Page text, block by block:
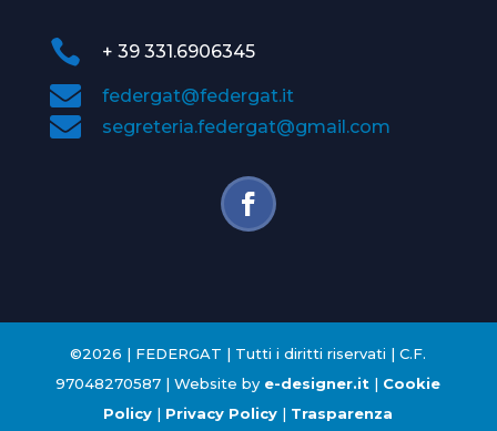
 + 39 331.6906345
 federgat@federgat.it
 segreteria.federgat@gmail.com
©2026 | FEDERGAT | Tutti i diritti riservati | C.F.
97048270587 | Website by e-designer.it | Cookie
Policy | Privacy Policy | Trasparenza